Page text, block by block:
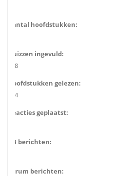
Aantal hoofdstukken:
Quizzen ingevuld:
138
Hoofdstukken gelezen:
904
Reacties geplaatst:
GB berichten:
Forum berichten: